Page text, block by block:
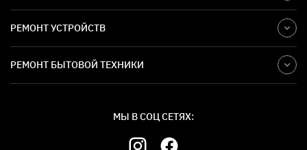
РЕМОНТ УСТРОЙСТВ
РЕМОНТ БЫТОВОЙ ТЕХНИКИ
МЫ В СОЦ СЕТЯХ: